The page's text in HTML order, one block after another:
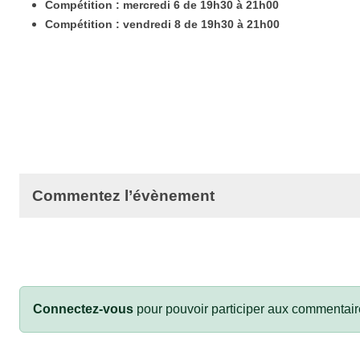
Compétition : mercredi 6 de 19h30 à 21h00
Compétition : vendredi 8 de 19h30 à 21h00
Commentez l’évènement
Connectez-vous pour pouvoir participer aux